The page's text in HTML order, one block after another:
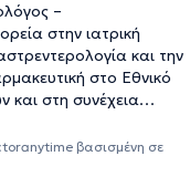
–
στην ιατρική
και την
στο Εθνικό
και στη συνέχεια
και απέκτησε την
το 2022,
βασισμένη σε